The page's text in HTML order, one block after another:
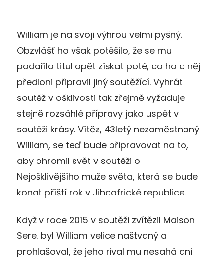
William je na svoji výhrou velmi pyšný.
Obzvlášť ho však potěšilo, že se mu
podařilo titul opět získat poté, co ho o něj
předloni připravil jiný soutěžící. Vyhrát
soutěž v ošklivosti tak zřejmě vyžaduje
stejně rozsáhlé přípravy jako uspět v
soutěži krásy. Vítěz, 43letý nezaměstnaný
William, se teď bude připravovat na to,
aby ohromil svět v soutěži o
Nejošklivějšího muže světa, která se bude
konat příští rok v Jihoafrické republice.
Když v roce 2015 v soutěži zvítězil Maison
Sere, byl William velice naštvaný a
prohlašoval, že jeho rival mu nesahá ani